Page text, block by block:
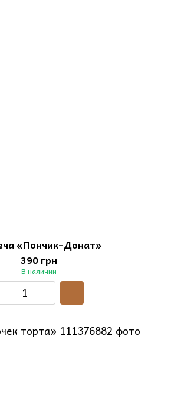
«Пончик-Донат»
390 грн
В наличии